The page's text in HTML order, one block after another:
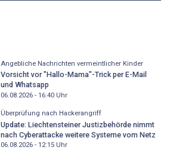
Angebliche Nachrichten vermeintlicher Kinder
Vorsicht vor "Hallo-Mama"-Trick per E-Mail
und Whatsapp
06.08.2026 - 16:40Uhr
Überprüfung nach Hackerangriff
Update: Liechtensteiner Justizbehörde nimmt
nach Cyberattacke weitere Systeme vom Netz
06.08.2026 - 12:15Uhr